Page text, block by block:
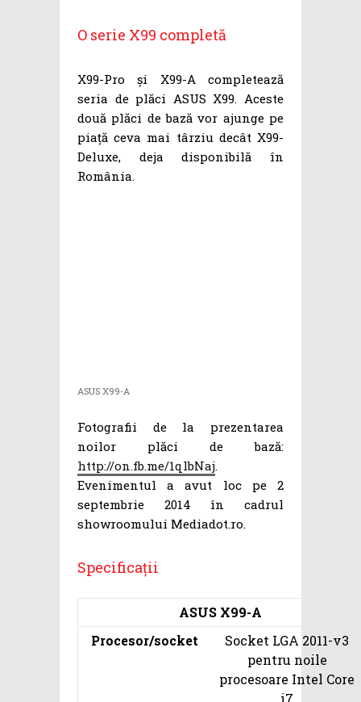
O serie X99 completă
X99-Pro și X99-A completează
seria de plăci ASUS X99. Aceste
două plăci de bază vor ajunge pe
piață ceva mai târziu decât X99-
Deluxe, deja disponibilă în
România.
ASUS X99-A
Fotografii de la prezentarea
noilor plăci de bază:
http://on.fb.me/1qlbNaj.
Evenimentul a avut loc pe 2
septembrie 2014 în cadrul
showroomului Mediadot.ro.
Specificații
ASUS X99-A
Procesor/socket
Socket LGA 2011-v3
pentru noile
procesoare Intel Core
i7